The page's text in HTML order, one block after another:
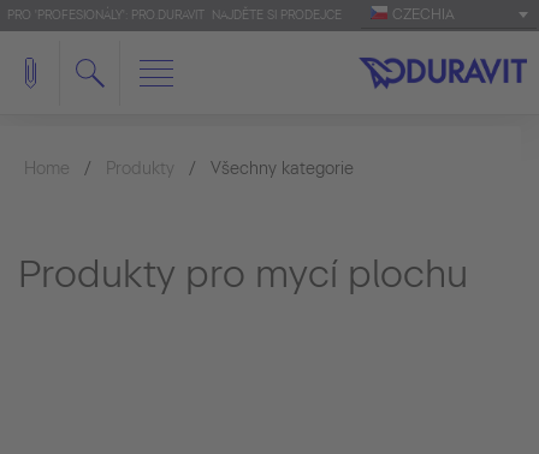
PRO 'PROFESIONÁLY': PRO.DURAVIT NAJDĚTE SI PRODEJCE CZECHIA
Home Produkty Všechny kategorie
Produkty pro mycí plochu